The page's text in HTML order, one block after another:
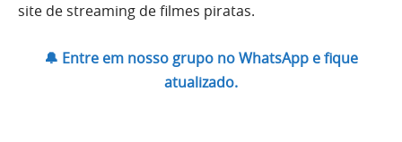
site de streaming de filmes piratas.
🔔 Entre em nosso grupo no WhatsApp e fique
atualizado.